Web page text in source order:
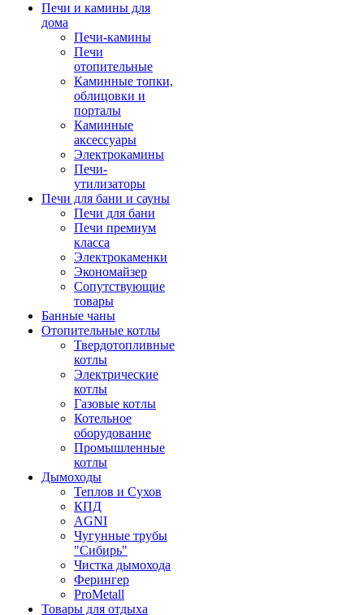
Печи и камины для
дома
Печи-камины
Печи
отопительные
Каминные топки,
облицовки и
порталы
Каминные
аксессуары
Электрокамины
Печи-
утилизаторы
Печи для бани и сауны
Печи для бани
Печи премиум
класса
Электрокаменки
Экономайзер
Сопутствующие
товары
Банные чаны
Отопительные котлы
Твердотопливные
котлы
Электрические
котлы
Газовые котлы
Котельное
оборудование
Промышленные
котлы
Дымоходы
Теплов и Сухов
КПД
AGNI
Чугунные трубы
"Сибирь"
Чистка дымохода
Ферингер
ProMetall
Товары для отдыха